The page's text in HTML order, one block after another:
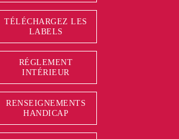
TÉLÉCHARGEZ LES
LABELS
RÉGLEMENT
INTÉRIEUR
RENSEIGNEMENTS
HANDICAP